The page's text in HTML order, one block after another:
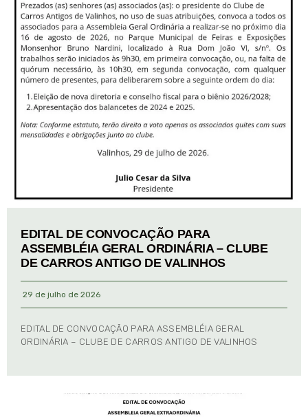
EDITAL DE CONVOCAÇÃO PARA
ASSEMBLÉIA GERAL ORDINÁRIA – CLUBE
DE CARROS ANTIGO DE VALINHOS
29 de julho de 2026
EDITAL DE CONVOCAÇÃO PARA ASSEMBLÉIA GERAL
ORDINÁRIA – CLUBE DE CARROS ANTIGO DE VALINHOS